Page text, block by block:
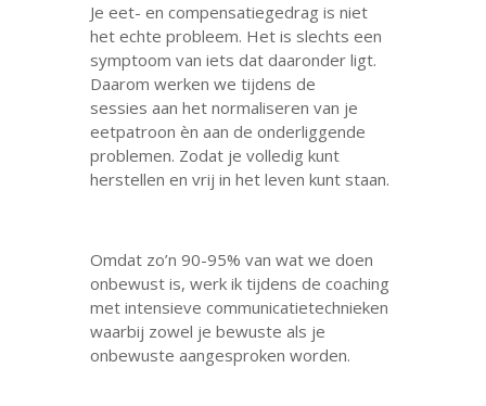
Je eet- en compensatiegedrag is niet
het echte probleem. Het is slechts een
symptoom van iets dat daaronder ligt.
Daarom werken we tijdens de
sessies aan het normaliseren van je
eetpatroon èn aan de onderliggende
problemen. Zodat je volledig kunt
herstellen en vrij in het leven kunt staan.
Omdat zo’n 90-95% van wat we doen
onbewust is, werk ik tijdens de coaching
met intensieve communicatietechnieken
waarbij zowel je bewuste als je
onbewuste aangesproken worden.